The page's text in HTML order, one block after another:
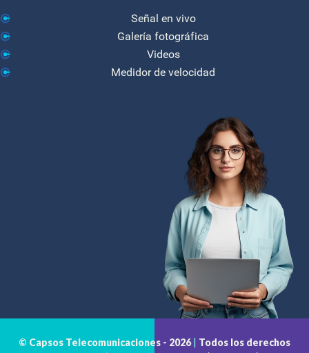
Señal en vivo
Galería fotográfica
Videos
Medidor de velocidad
© Capsos Telecomunicaciones - 2026
Todos los derechos